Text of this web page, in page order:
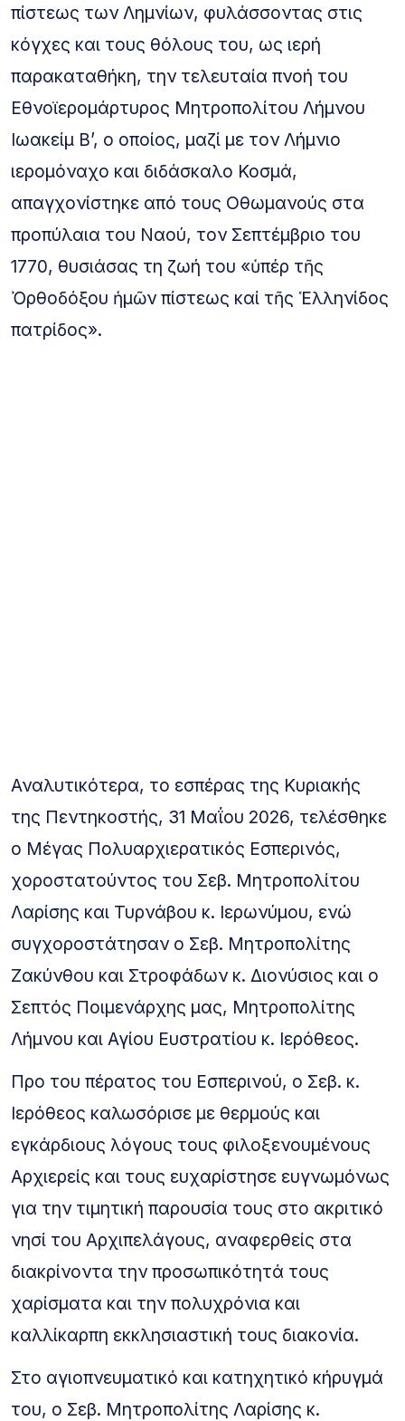
πίστεως των Λημνίων, φυλάσσοντας στις
κόγχες και τους θόλους του, ως ιερή
παρακαταθήκη, την τελευταία πνοή του
Εθνοϊερομάρτυρος Μητροπολίτου Λήμνου
Ιωακείμ Β’, ο οποίος, μαζί με τον Λήμνιο
ιερομόναχο και διδάσκαλο Κοσμά,
απαγχονίστηκε από τους Οθωμανούς στα
προπύλαια του Ναού, τον Σεπτέμβριο του
1770, θυσιάσας τη ζωή του «ὑπέρ τῆς
Ὀρθοδόξου ἡμῶν πίστεως καί τῆς Ἑλληνίδος
πατρίδος».
Αναλυτικότερα, το εσπέρας της Κυριακής
της Πεντηκοστής, 31 Μαΐου 2026, τελέσθηκε
ο Μέγας Πολυαρχιερατικός Εσπερινός,
χοροστατούντος του Σεβ. Μητροπολίτου
Λαρίσης και Τυρνάβου κ. Ιερωνύμου, ενώ
συγχοροστάτησαν ο Σεβ. Μητροπολίτης
Ζακύνθου και Στροφάδων κ. Διονύσιος και ο
Σεπτός Ποιμενάρχης μας, Μητροπολίτης
Λήμνου και Αγίου Ευστρατίου κ. Ιερόθεος.
Προ του πέρατος του Εσπερινού, ο Σεβ. κ.
Ιερόθεος καλωσόρισε με θερμούς και
εγκάρδιους λόγους τους φιλοξενουμένους
Αρχιερείς και τους ευχαρίστησε ευγνωμόνως
για την τιμητική παρουσία τους στο ακριτικό
νησί του Αρχιπελάγους, αναφερθείς στα
διακρίνοντα την προσωπικότητά τους
χαρίσματα και την πολυχρόνια και
καλλίκαρπη εκκλησιαστική τους διακονία.
Στο αγιοπνευματικό και κατηχητικό κήρυγμά
του, ο Σεβ. Μητροπολίτης Λαρίσης κ.